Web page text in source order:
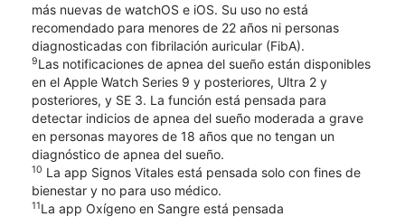
más nuevas de watchOS e iOS. Su uso no está
recomendado para menores de 22 años ni personas
diagnosticadas con fibrilación auricular (FibA).
9Las notificaciones de apnea del sueño están disponibles
en el Apple Watch Series 9 y posteriores, Ultra 2 y
posteriores, y SE 3. La función está pensada para
detectar indicios de apnea del sueño moderada a grave
en personas mayores de 18 años que no tengan un
diagnóstico de apnea del sueño.
10 La app Signos Vitales está pensada solo con fines de
bienestar y no para uso médico.
11La app Oxígeno en Sangre está pensada